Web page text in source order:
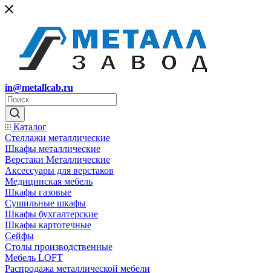
in@metallcab.ru
Каталог
Стеллажи металлические
Шкафы металлические
Верстаки Металлические
Аксессуары для верстаков
Медицинская мебель
Шкафы газовые
Сушильные шкафы
Шкафы бухгалтерские
Шкафы картотечные
Сейфы
Столы производственные
Мебель LOFT
Распродажа металлической мебели